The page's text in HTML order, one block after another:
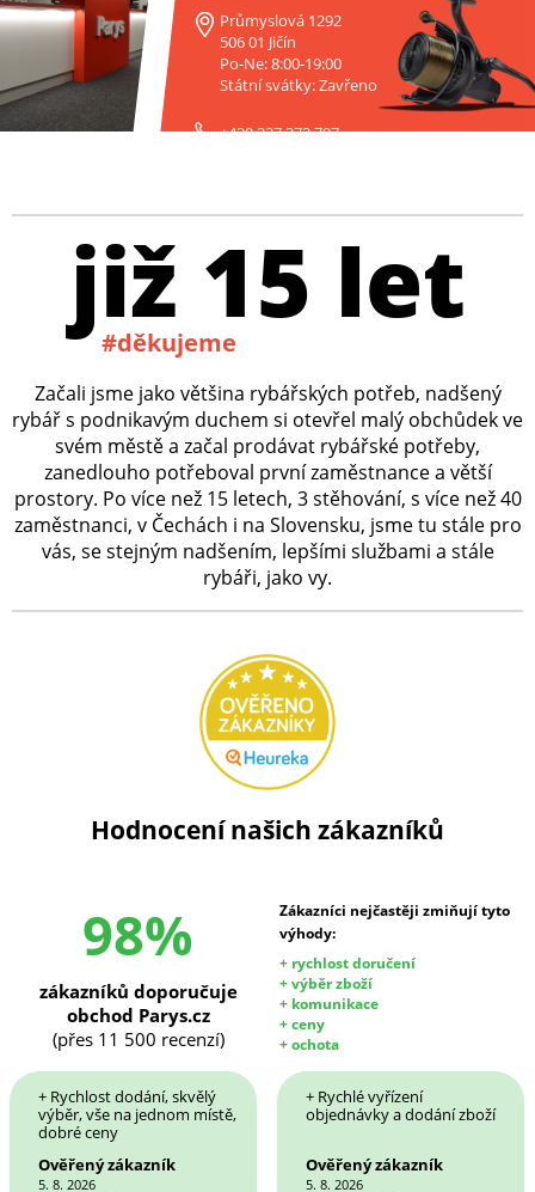
Průmyslová 1292
506 01 Jičín
Po-Ne: 8:00-19:00
Státní svátky: Zavřeno
+420 227 272 797
již 15 let
#děkujeme
Začali jsme jako většina rybářských potřeb, nadšený
rybář s podnikavým duchem si otevřel malý obchůdek ve
svém městě a začal prodávat rybářské potřeby,
zanedlouho potřeboval první zaměstnance a větší
prostory. Po více než 15 letech, 3 stěhování, s více než 40
zaměstnanci, v Čechách i na Slovensku, jsme tu stále pro
vás, se stejným nadšením, lepšími službami a stále
rybáři, jako vy.
Hodnocení našich zákazníků
98%
Zákazníci nejčastěji zmiňují tyto
výhody:
+ rychlost doručení
+ výběr zboží
+ komunikace
+ ceny
+ ochota
zákazníků doporučuje
obchod Parys.cz
(přes 11 500 recenzí)
+ Rychlost dodání, skvělý
výběr, vše na jednom místě,
dobré ceny
Ověřený zákazník
5. 8. 2026
+ Rychlé vyřízení
objednávky a dodání zboží
Ověřený zákazník
5. 8. 2026